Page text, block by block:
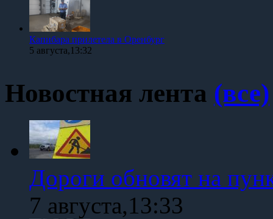
Капибара прилетела в Оренбург
5 августа,13:32
Новостная лента (все)
Дороги обновят на
7 августа,13:33